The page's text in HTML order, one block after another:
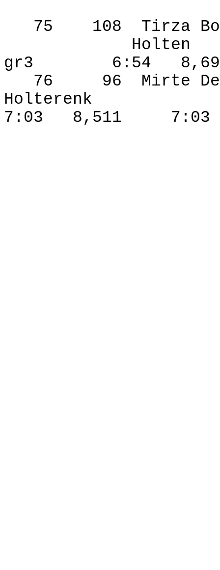
75
108
Tirza
Holten
gr3
6:54
76
96
Mirte
Holterenk
7:03
8,511 7:03